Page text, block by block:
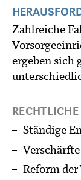
Zahlreiche
ergeben sich
Ständige
Reform der